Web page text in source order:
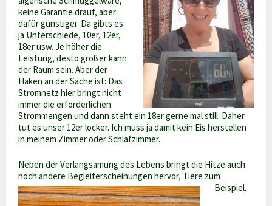
keine Garantie drauf, aber
dafür günstiger. Da gibts es
ja Unterschiede, 10er, 12er,
18er usw. Je höher die
Leistung, desto größer kann
der Raum sein. Aber der
Haken an der Sache ist: Das
Stromnetz hier bringt nicht
immer die erforderlichen
Strommengen und dann steht ein 18er gerne mal still. Daher
tut es unser 12er locker. Ich muss ja damit kein Eis herstellen
in meinem Zimmer oder Schlafzimmer.
Neben der Verlangsamung des Lebens bringt die Hitze auch
noch andere Begleiterscheinungen hervor, Tiere zum
Beispiel.